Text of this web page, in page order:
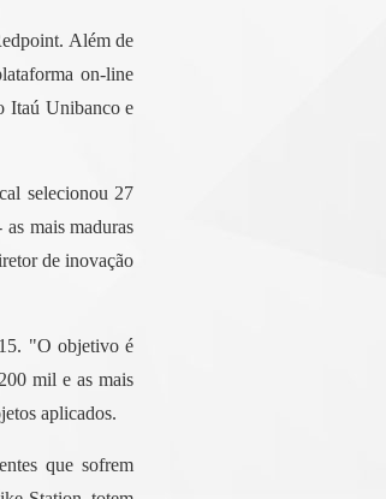
Além de
on-line
Itaú Unibanco e
selecionou 27
mais maduras
de inovação
"O objetivo é
mil e as mais
aplicados.
que sofrem